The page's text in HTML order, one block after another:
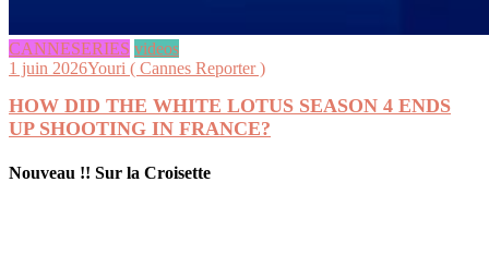
CANNESERIES videos
1 juin 2026Youri ( Cannes Reporter )
HOW DID THE WHITE LOTUS SEASON 4 ENDS
UP SHOOTING IN FRANCE?
Nouveau !! Sur la Croisette